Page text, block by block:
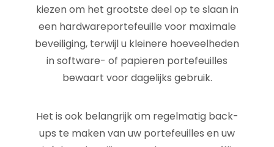
kiezen om het grootste deel op te slaan in
een hardwareportefeuille voor maximale
beveiliging, terwijl u kleinere hoeveelheden
in software- of papieren portefeuilles
bewaart voor dagelijks gebruik.
Het is ook belangrijk om regelmatig back-
ups te maken van uw portefeuilles en uw